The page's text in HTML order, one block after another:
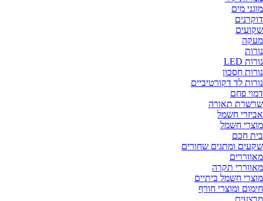
מוגני מים
דוקרנים
שקועים
מעקה
נורות
נורות LED
נורות חסכון
נורות לד דקורטיביים
דמוי פחם
שרשרת תאורה
אביזרי חשמל
מוצרי חשמל
בית חכם
שקעים ומתגים שחורים
מאווררים
מאווררי תקרה
מוצרי חשמל ביתיים
חימום ומוצרי חורף